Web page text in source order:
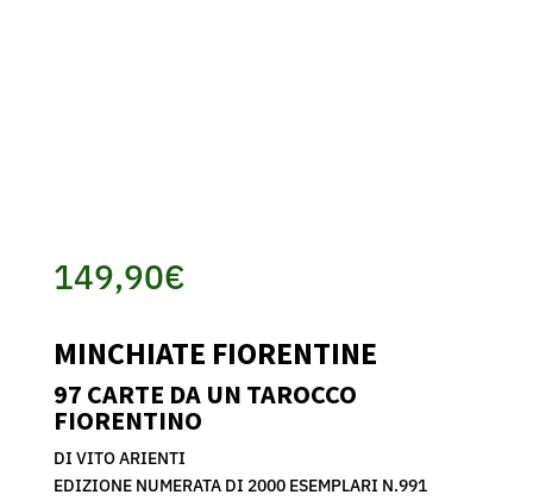
149,90€
MINCHIATE FIORENTINE
97 CARTE DA UN TAROCCO
FIORENTINO
DI VITO ARIENTI
EDIZIONE NUMERATA DI 2000 ESEMPLARI N.991